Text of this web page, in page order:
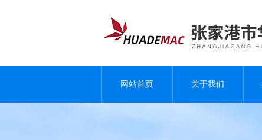
网站首页 关于我们